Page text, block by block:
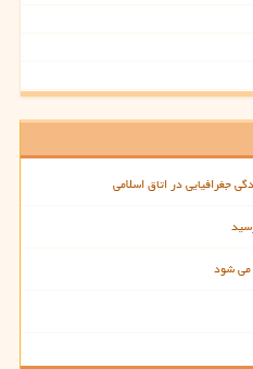
جغرافیایی در اتاق اسلامی
می شود